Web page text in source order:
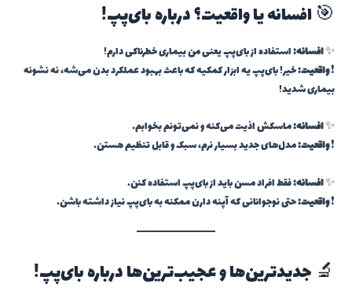
🎯 افسانه یا واقعیت؟ درباره بای‌پپ!
✨افسانه:استفاده از بای‌پپ یعنی من بیماری خطرناکی دارم!
❗واقعیت:خیر! بای‌پپ یه ابزار کمکیه که باعث بهبود عملکرد بدن می‌شه، نه نشونه
بیماری شدید!
✨افسانه:ماسکش اذیت می‌کنه و نمی‌تونم بخوابم.
❗واقعیت:مدل‌های جدید بسیار نرم، سبک و قابل تنظیم هستن.
✨افسانه:فقط افراد مسن باید از بای‌پپ استفاده کنن.
❗واقعیت:حتی نوجوانانی که آپنه دارن ممکنه به بای‌پپ نیاز داشته باشن.
🔬 جدیدترین‌ها و عجیب‌ترین‌ها درباره بای‌پپ!